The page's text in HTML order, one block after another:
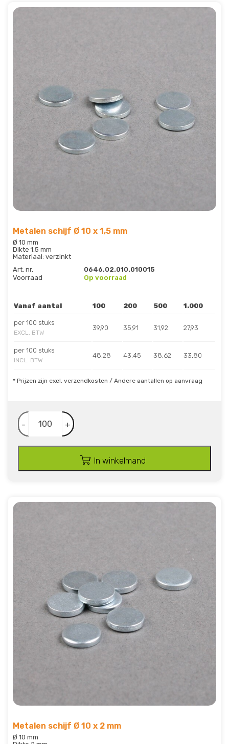
Metalen schijf Ø 10 x 1,5 mm
Ø 10 mm
Dikte 1,5 mm
Materiaal: verzinkt
Art. nr.
0646.02.010.010015
Voorraad
Op voorraad
Vanaf aantal 100 200 500 1.000
per 100 stuks
EXCL. BTW
39,90 35,91 31,92 27,93
per 100 stuks
INCL. BTW
48,28 43,45 38,62 33,80
* Prijzen zijn excl. verzendkosten / Andere aantallen op aanvraag
- +
In winkelmand
Metalen schijf Ø 10 x 2 mm
Ø 10 mm